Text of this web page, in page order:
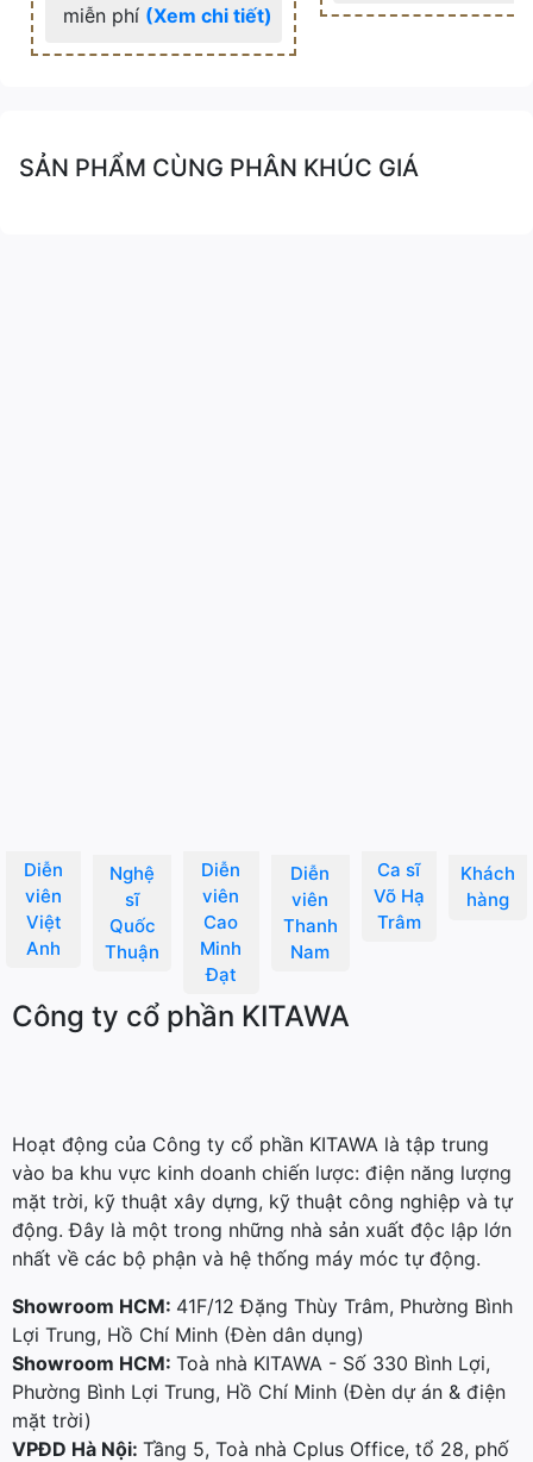
miễn phí (Xem chi tiết)
SẢN PHẨM CÙNG PHÂN KHÚC GIÁ
Diễn
viên
Việt
Anh
Nghệ
sĩ
Quốc
Thuận
Diễn
viên
Cao
Minh
Đạt
Diễn
viên
Thanh
Nam
Ca sĩ
Võ Hạ
Trâm
Khách
hàng
Công ty cổ phần KITAWA
Hoạt động của Công ty cổ phần KITAWA là tập trung
vào ba khu vực kinh doanh chiến lược: điện năng lượng
mặt trời, kỹ thuật xây dựng, kỹ thuật công nghiệp và tự
động. Đây là một trong những nhà sản xuất độc lập lớn
nhất về các bộ phận và hệ thống máy móc tự động.
Showroom HCM: 41F/12 Đặng Thùy Trâm, Phường Bình
Lợi Trung, Hồ Chí Minh (Đèn dân dụng)
Showroom HCM: Toà nhà KITAWA - Số 330 Bình Lợi,
Phường Bình Lợi Trung, Hồ Chí Minh (Đèn dự án & điện
mặt trời)
VPĐD Hà Nội: Tầng 5, Toà nhà Cplus Office, tổ 28, phố